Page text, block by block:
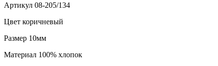
Артикул 08-205/134
Цвет коричневый
Размер 10мм
Материал 100% хлопок